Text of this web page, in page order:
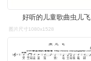
好听的儿童歌曲虫儿飞
图片尺寸1080x1528